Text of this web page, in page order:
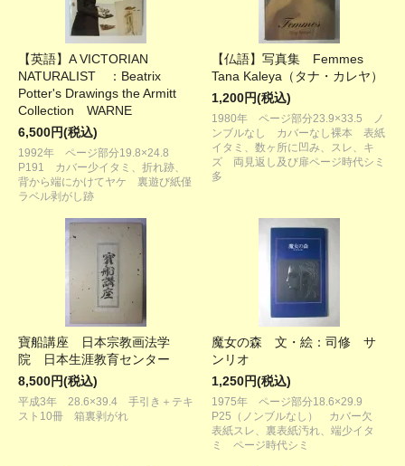
【英語】A VICTORIAN
NATURALIST ：Beatrix
Potter's Drawings the Armitt
Collection WARNE
6,500円(税込)
1992年 ページ部分19.8×24.8
P191 カバー少イタミ、折れ跡、
背から端にかけてヤケ 裏遊び紙僅
ラベル剥がし跡
【仏語】写真集 Femmes
Tana Kaleya（タナ・カレヤ）
1,200円(税込)
1980年 ページ部分23.9×33.5 ノ
ンブルなし カバーなし裸本 表紙
イタミ、数ヶ所に凹み、スレ、キ
ズ 両見返し及び扉ページ時代シミ
多
寶船講座 日本宗教画法学
院 日本生涯教育センター
8,500円(税込)
平成3年 28.6×39.4 手引き＋テキ
スト10冊 箱裏剥がれ
魔女の森 文・絵：司修 サ
ンリオ
1,250円(税込)
1975年 ページ部分18.6×29.9
P25（ノンブルなし） カバー欠
表紙スレ、裏表紙汚れ、端少イタ
ミ ページ時代シミ